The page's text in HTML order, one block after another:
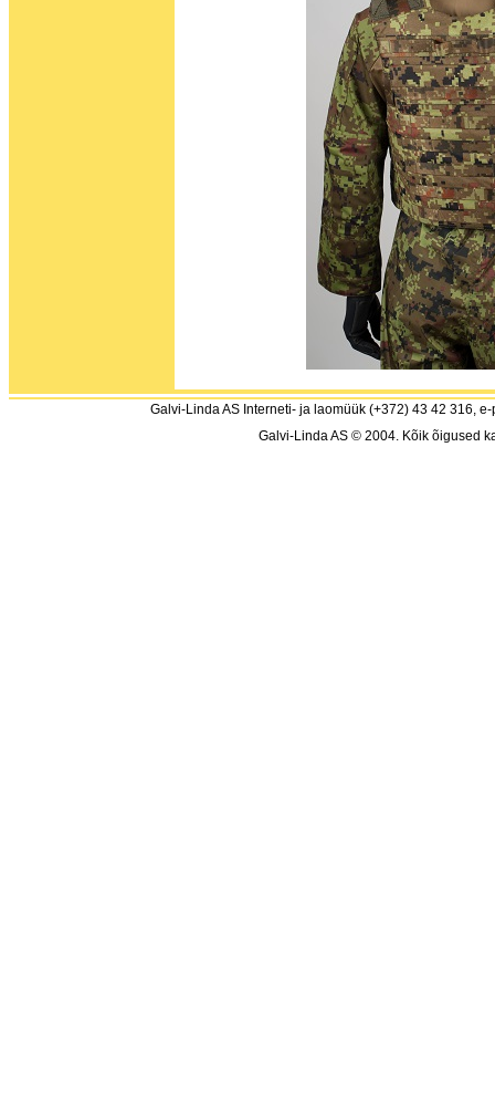
Galvi-Linda AS Interneti- ja laomüük (+372) 43 42 316,
Galvi-Linda AS © 2004. Kõik õigused